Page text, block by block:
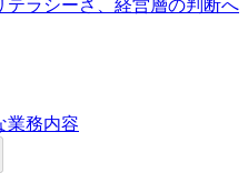
テラシーさ、経営層の判断へ
業務内容